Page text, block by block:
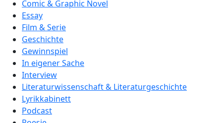
Comic & Graphic Novel
Essay
Film & Serie
Geschichte
Gewinnspiel
In eigener Sache
Interview
Literaturwissenschaft & Literaturgeschichte
Lyrikkabinett
Podcast